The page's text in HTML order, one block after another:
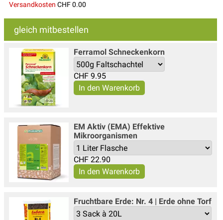
Versandkosten CHF 0.00
gleich mitbestellen
Ferramol Schneckenkorn
CHF 9.95
EM Aktiv (EMA) Effektive
Mikroorganismen
CHF 22.90
Fruchtbare Erde: Nr. 4 | Erde ohne Torf